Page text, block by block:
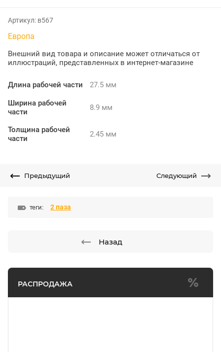
РАСПРОДАЖА
Артикул: в567
Европа
Внешний вид товара и описание может отличаться от
иллюстраций, представленных в интернет-магазине
Длина рабочей части 27.5 мм
Ширина рабочей
части
8.9 мм
Толщина рабочей
части
2.45 мм
Предыдущий Следующий
теги: 2 паза
Назад